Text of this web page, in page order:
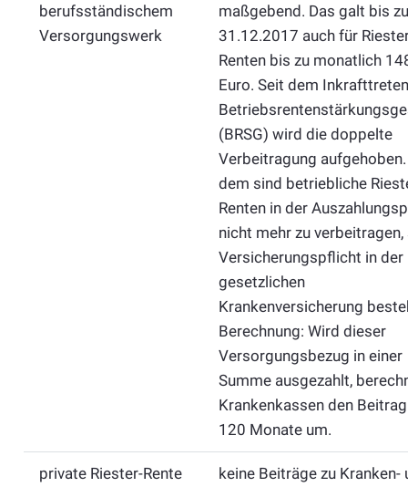
berufsständischem
Versorgungswerk
maßgebend. Das galt bis
31.12.2017 auch für
Renten bis zu monatlich
Euro. Seit dem
(BRSG) wird die doppelte
Verbeitragung
dem sind betriebliche
Renten in der
nicht mehr zu
Versicherungspflicht in der
gesetzlichen
Krankenversicherung
Berechnung: Wird dieser
Versorgungsbezug in einer
Summe ausgezahlt,
Krankenkassen den
120 Monate um.
private Riester-Rente
keine Beiträge zu Kranken-